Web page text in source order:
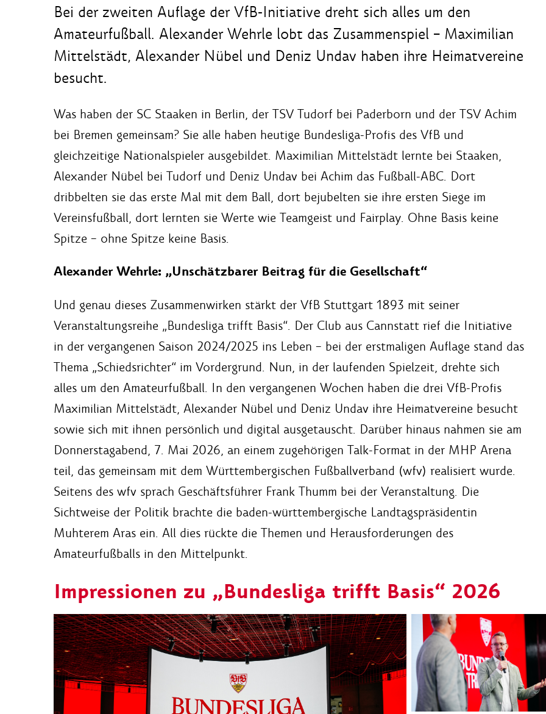
Bei der zweiten Auflage der VfB-Initiative dreht sich alles um den
Amateurfußball. Alexander Wehrle lobt das Zusammenspiel – Maximilian
Mittelstädt, Alexander Nübel und Deniz Undav haben ihre Heimatvereine
besucht.
Was haben der SC Staaken in Berlin, der TSV Tudorf bei Paderborn und der TSV Achim
bei Bremen gemeinsam? Sie alle haben heutige Bundesliga-Profis des VfB und
gleichzeitige Nationalspieler ausgebildet. Maximilian Mittelstädt lernte bei Staaken,
Alexander Nübel bei Tudorf und Deniz Undav bei Achim das Fußball-ABC. Dort
dribbelten sie das erste Mal mit dem Ball, dort bejubelten sie ihre ersten Siege im
Vereinsfußball, dort lernten sie Werte wie Teamgeist und Fairplay. Ohne Basis keine
Spitze – ohne Spitze keine Basis.
Alexander Wehrle: „Unschätzbarer Beitrag für die Gesellschaft“
Und genau dieses Zusammenwirken stärkt der VfB Stuttgart 1893 mit seiner
Veranstaltungsreihe „Bundesliga trifft Basis“. Der Club aus Cannstatt rief die Initiative
in der vergangenen Saison 2024/2025 ins Leben – bei der erstmaligen Auflage stand das
Thema „Schiedsrichter“ im Vordergrund. Nun, in der laufenden Spielzeit, drehte sich
alles um den Amateurfußball. In den vergangenen Wochen haben die drei VfB-Profis
Maximilian Mittelstädt, Alexander Nübel und Deniz Undav ihre Heimatvereine besucht
sowie sich mit ihnen persönlich und digital ausgetauscht. Darüber hinaus nahmen sie am
Donnerstagabend, 7. Mai 2026, an einem zugehörigen Talk-Format in der MHP Arena
teil, das gemeinsam mit dem Württembergischen Fußballverband (wfv) realisiert wurde.
Seitens des wfv sprach Geschäftsführer Frank Thumm bei der Veranstaltung. Die
Sichtweise der Politik brachte die baden-württembergische Landtagspräsidentin
Muhterem Aras ein. All dies rückte die Themen und Herausforderungen des
Amateurfußballs in den Mittelpunkt.
Impressionen zu „Bundesliga trifft Basis“ 2026